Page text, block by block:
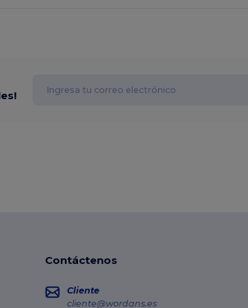
Contáctenos
Cliente
cliente@wordans.es